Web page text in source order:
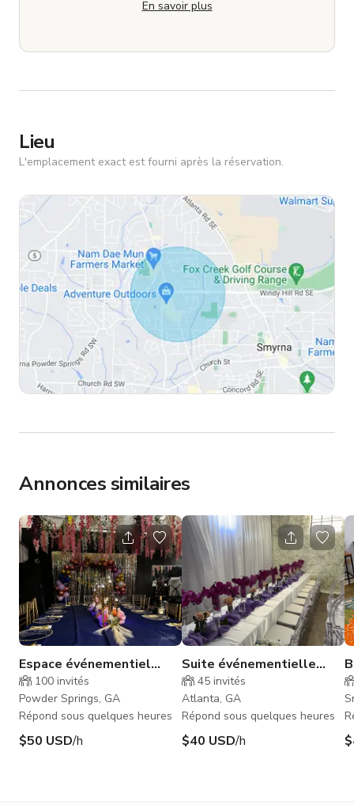
En savoir plus
Lieu
L'emplacement exact est fourni après la réservation.
Annonces similaires
Espace événementiel
industriel et bar
100 invités
Powder Springs, GA
Répond sous quelques heures
$50 USD/h
Suite événementielle
intime de luxe à Atlanta
45 invités
Atlanta, GA
Répond sous quelques heures
$40 USD/h